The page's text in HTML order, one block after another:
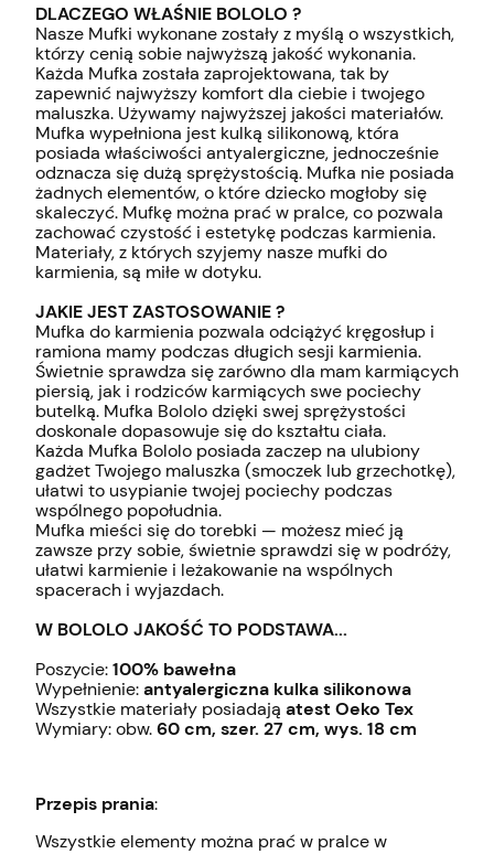
DLACZEGO WŁAŚNIE BOLOLO ?
Nasze Mufki wykonane zostały z myślą o wszystkich,
którzy cenią sobie najwyższą jakość wykonania.
Każda Mufka została zaprojektowana, tak by
zapewnić najwyższy komfort dla ciebie i twojego
maluszka. Używamy najwyższej jakości materiałów.
Mufka wypełniona jest kulką silikonową, która
posiada właściwości antyalergiczne, jednocześnie
odznacza się dużą sprężystością. Mufka nie posiada
żadnych elementów, o które dziecko mogłoby się
skaleczyć. Mufkę można prać w pralce, co pozwala
zachować czystość i estetykę podczas karmienia.
Materiały, z których szyjemy nasze mufki do
karmienia, są miłe w dotyku.
JAKIE JEST ZASTOSOWANIE ?
Mufka do karmienia pozwala odciążyć kręgosłup i
ramiona mamy podczas długich sesji karmienia.
Świetnie sprawdza się zarówno dla mam karmiących
piersią, jak i rodziców karmiących swe pociechy
butelką. Mufka Bololo dzięki swej sprężystości
doskonale dopasowuje się do kształtu ciała.
Każda Mufka Bololo posiada zaczep na ulubiony
gadżet Twojego maluszka (smoczek lub grzechotkę),
ułatwi to usypianie twojej pociechy podczas
wspólnego popołudnia.
Mufka mieści się do torebki — możesz mieć ją
zawsze przy sobie, świetnie sprawdzi się w podróży,
ułatwi karmienie i leżakowanie na wspólnych
spacerach i wyjazdach.
W BOLOLO JAKOŚĆ TO PODSTAWA...
Poszycie:100% bawełna
Wypełnienie:antyalergiczna kulka silikonowa
Wszystkie materiały posiadają atest Oeko Tex
Wymiary: obw.60 cm, szer. 27 cm, wys. 18 cm
Przepis prania:
Wszystkie elementy można prać w pralce w